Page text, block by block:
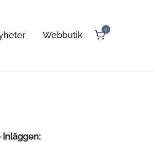
Webbutik
0
inläggen: